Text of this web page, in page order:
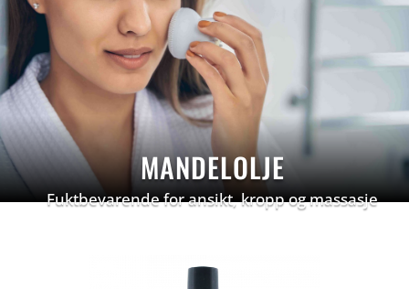
MANDELOLJE
Fuktbevarende for ansikt, kropp og massasje